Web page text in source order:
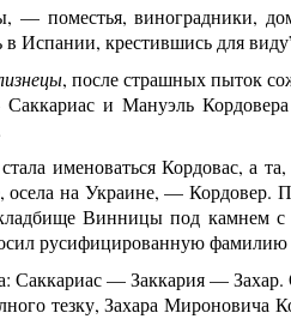
— поместья, виноградники,
в Испании, крестившись для
, после страшных пыток
и Мануэль
именоваться Кордовас, а
на Украине, — Кордовер.
Винницы под камнем
русифицированную
Саккариас — Заккария —
тезку, Захара Мироновича